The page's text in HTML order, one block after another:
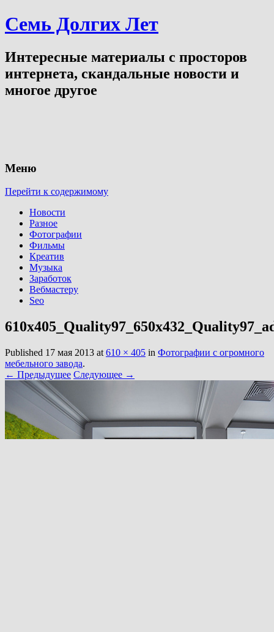
Семь Долгих Лет
Интересные материалы с просторов
интернета, скандальные новости и
многое другое
Меню
Перейти к содержимому
Новости
Разное
Фотографии
Фильмы
Креатив
Музыка
Заработок
Вебмастеру
Seo
Published 17 мая 2013 at 610 × 405 in Фотографии с огромного
мебельного завода.
← Предыдущее Следующее →